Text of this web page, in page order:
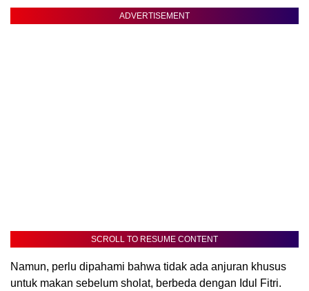
ADVERTISEMENT
SCROLL TO RESUME CONTENT
Namun, perlu dipahami bahwa tidak ada anjuran khusus
untuk makan sebelum sholat, berbeda dengan Idul Fitri.